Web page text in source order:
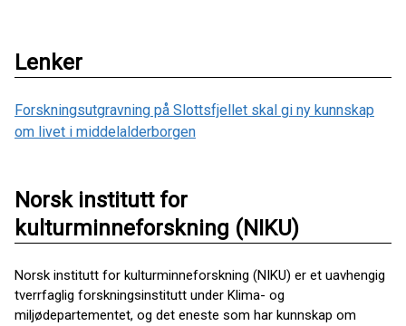
Lenker
Forskningsutgravning på Slottsfjellet skal gi ny kunnskap
om livet i middelalderborgen
Norsk institutt for
kulturminneforskning (NIKU)
Norsk institutt for kulturminneforskning (NIKU) er et uavhengig
tverrfaglig forskningsinstitutt under Klima- og
miljødepartementet, og det eneste som har kunnskap om